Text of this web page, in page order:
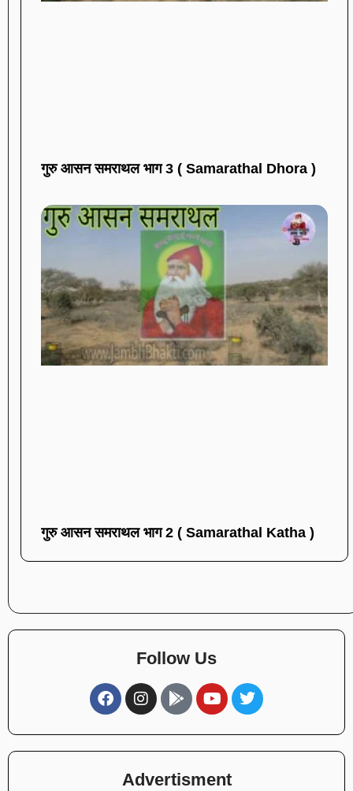
गुरु आसन समराथल भाग 3 ( Samarathal Dhora )
गुरु आसन समराथल भाग 2 ( Samarathal Katha )
Follow Us
Advertisment